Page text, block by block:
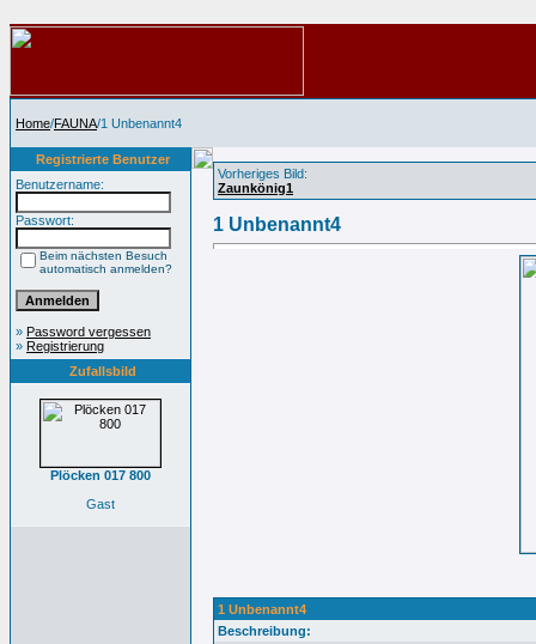
Home/FAUNA/1 Unbenannt4
Registrierte Benutzer
Benutzername:
Passwort:
Beim nächsten Besuch
automatisch anmelden?
» Password vergessen
» Registrierung
Zufallsbild
Plöcken 017 800
Gast
Vorheriges Bild:
Zaunkönig1
1 Unbenannt4
1 Unbenannt4
Beschreibung: